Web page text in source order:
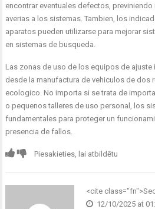
encontrar eventuales defectos,
averias a los sistemas. Tambien, los
aparatos pueden utilizarse para mejorar
en sistemas de busqueda.
Las zonas de uso de los equipos de ajuste
desde la manufactura de vehiculos de dos
ecologico. No importa si se trata de
o pequenos talleres de uso personal, los
fundamentales para proteger un
presencia de fallos.
Piesakieties, lai atbildētu
<cite
12/10/2025 at